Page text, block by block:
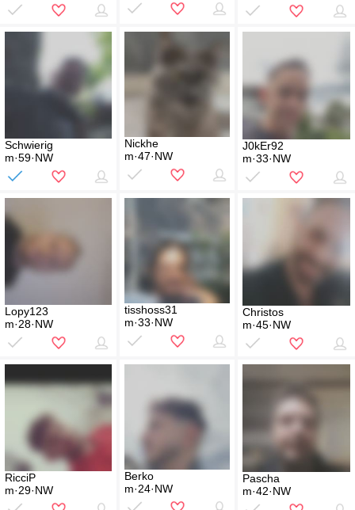
Schwierig
m·59·NW
Nickhe
m·47·NW
J0kEr92
m·33·NW
Lopy123
m·28·NW
tisshoss31
m·33·NW
Christos
m·45·NW
RicciP
m·29·NW
Berko
m·24·NW
Pascha
m·42·NW